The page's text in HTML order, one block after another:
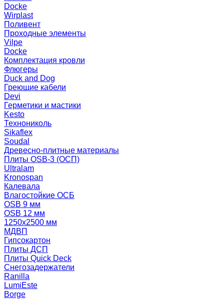
Docke
Wirplast
Поливент
Проходные элементы
Vilpe
Docke
Комплектация кровли
Флюгеры
Duck and Dog
Греющие кабели
Devi
Герметики и мастики
Kesto
Технониколь
Sikaflex
Soudal
Древесно-плитные материалы
Плиты OSB-3 (ОСП)
Ultralam
Kronospan
Калевала
Влагостойкие ОСБ
OSB 9 мм
OSB 12 мм
1250х2500 мм
МДВП
Гипсокартон
Плиты ДСП
Плиты Quick Deck
Снегозадержатели
Ranilla
LumiEste
Borge